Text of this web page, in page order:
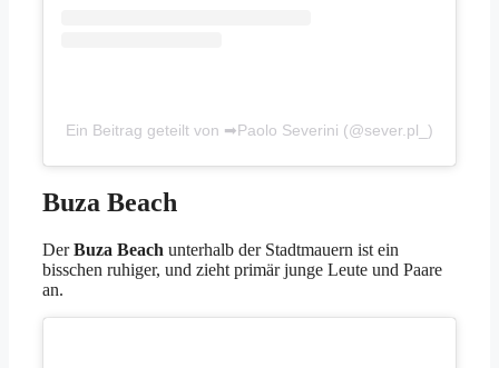
Ein Beitrag geteilt von ➡Paolo Severini (@sever.pl_)
Buza Beach
DerBuza Beach unterhalb der Stadtmauern ist ein
bisschen ruhiger, und zieht primär junge Leute und Paare
an.